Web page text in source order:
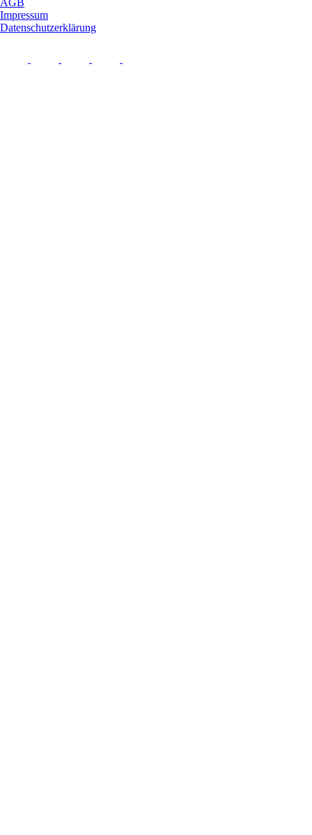
AGB
Impressum
Datenschutzerklärung